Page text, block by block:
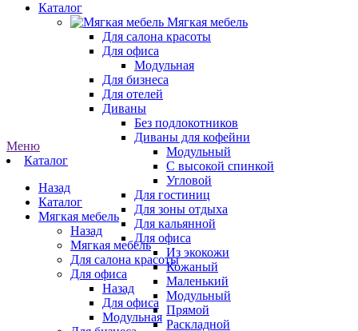
Каталог
Мягкая мебель
Для салона красоты
Для офиса
Модульная
Для бизнеса
Для отелей
Диваны
Без подлокотников
Диваны для кофейни
Модульный
С высокой спинкой
Угловой
Для гостиниц
Для зоны отдыха
Для кальянной
Для офиса
Из экокожи
Кожаный
Маленький
Модульный
Прямой
Раскладной
Меню
Каталог
Назад
Каталог
Мягкая мебель
Назад
Мягкая мебель
Для салона красоты
Для офиса
Назад
Для офиса
Модульная